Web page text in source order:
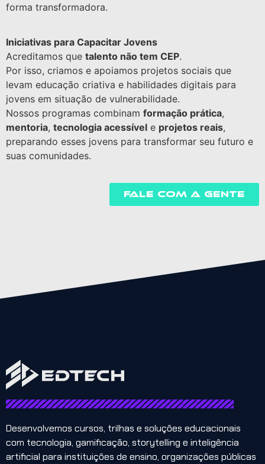
forma transformadora.
Iniciativas para Capacitar Jovens
Acreditamos que talento não tem CEP.
Por isso, criamos e apoiamos projetos sociais que
levam educação criativa e habilidades digitais para
jovens em situação de vulnerabilidade.
Nossos programas combinam formação prática,
mentoria, tecnologia acessível e projetos reais,
preparando esses jovens para transformar seu futuro e
suas comunidades.
Fale com a gente
Desenvolvemos cursos, trilhas e soluções educacionais
com tecnologia, gamificação, storytelling e inteligência
artificial para instituições de ensino, organizações públicas